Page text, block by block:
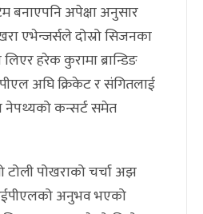
बनाएपनि अपेक्षा अनुसार
एभेन्जर्सले दोस्रो सिजनका
हरेक कुरामा ब्रान्डिङ
अघि क्रिकेट र संगितलाई
नेपथ्यको कन्सर्ट समेत
पोखराको चर्चा अझ
अनुभव भएको